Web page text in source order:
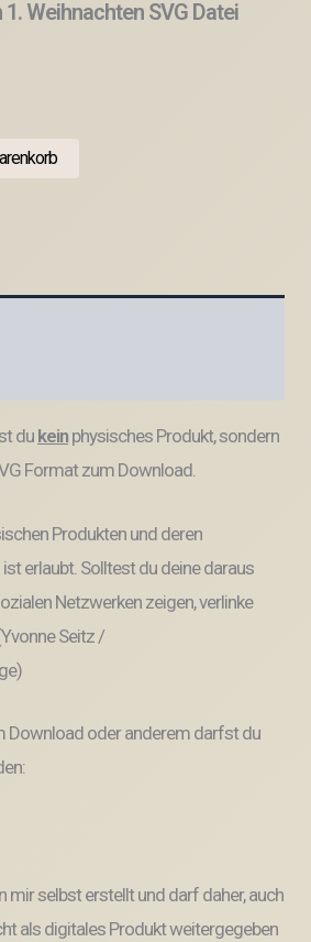
Weihnachten SVG Datei
du kein physisches Produkt, sondern
Format zum Download.
Produkten und deren
erlaubt. Solltest du deine daraus
Netzwerken zeigen, verlinke
Seitz /
Download oder anderem darfst du
mir selbst erstellt und darf daher, auch
als digitales Produkt weitergegeben